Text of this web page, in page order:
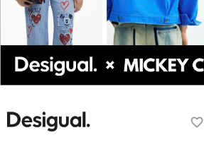
favorite_border